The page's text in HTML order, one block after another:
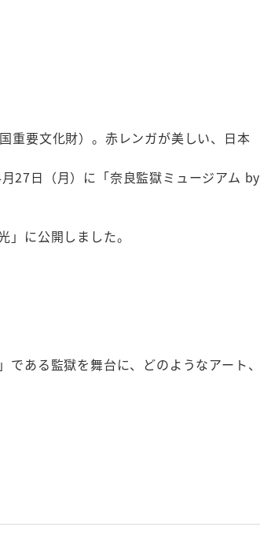
重要文化財）。赤レンガが美しい、日本
27日（月）に「奈良監獄ミュージアム by
に公開しました。
ある監獄を舞台に、どのようなアート、